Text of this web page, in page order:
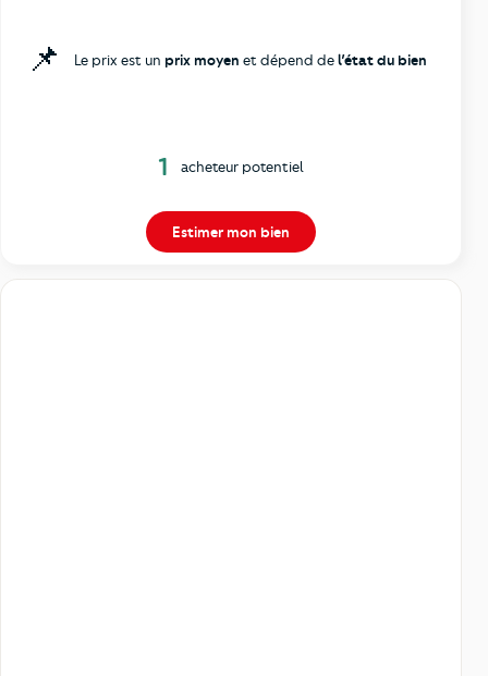
📌 Le prix est un prix moyen et dépend del’état du bien
1 acheteur potentiel
Estimer mon bien